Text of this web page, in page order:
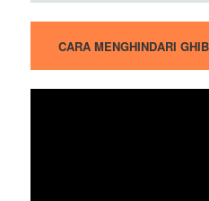
CARA MENGHINDARI